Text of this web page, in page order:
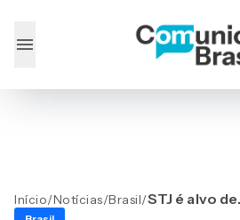
Início/Notícias/Brasil/STJ é alvo de